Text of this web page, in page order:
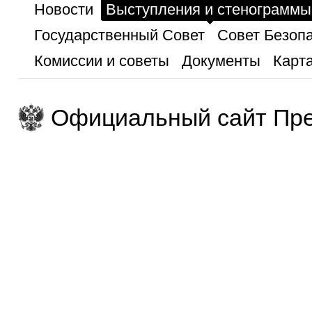
Новости
Выступления и стенограммы
Государственный Совет
Совет
Комиссии и советы
Документы
Официальный сайт